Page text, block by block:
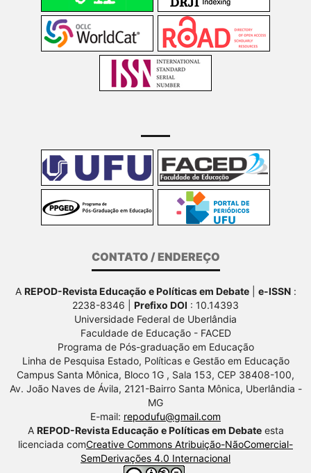
CONTATO / ENDEREÇO
A REPOD-Revista Educação e Políticas em Debate| e-ISSN:
2238-8346 | Prefixo DOI : 10.14393
Universidade Federal de Uberlândia
Faculdade de Educação - FACED
Programa de Pós-graduação em Educação
Linha de Pesquisa Estado, Políticas e Gestão em Educação
Campus Santa Mônica, Bloco 1G , Sala 153, CEP 38408-100,
Av. João Naves de Ávila, 2121-Bairro Santa Mônica, Uberlândia -
MG
E-mail: repodufu@gmail.com
A REPOD-Revista Educação e Políticas em Debateesta
licenciada comCreative Commons Atribuição-NãoComercial-
SemDerivações 4.0 Internacional